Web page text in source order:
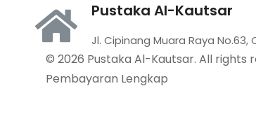
Pustaka Al-Kautsar
Jl. Cipinang Muara Raya
© 2026 Pustaka Al-Kautsar. All rights
Pembayaran Lengkap